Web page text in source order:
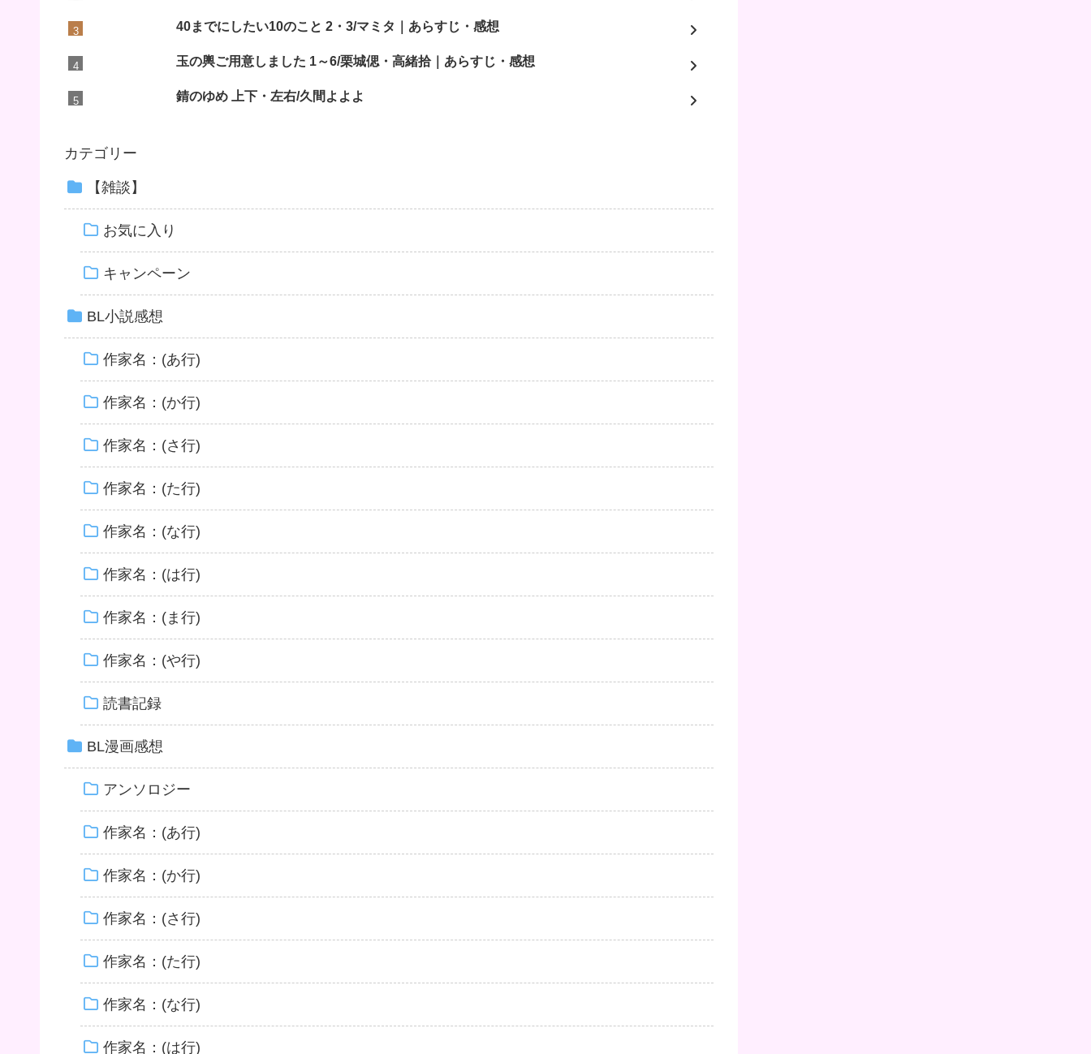
40までにしたい10のこと 2・3/マミタ｜あらすじ・感想
玉の輿ご用意しました 1～6/栗城偲・高緒拾｜あらすじ・感想
錆のゆめ 上下・左右/久間よよよ
カテゴリー
【雑談】
お気に入り
キャンペーン
BL小説感想
作家名：(あ行)
作家名：(か行)
作家名：(さ行)
作家名：(た行)
作家名：(な行)
作家名：(は行)
作家名：(ま行)
作家名：(や行)
読書記録
BL漫画感想
アンソロジー
作家名：(あ行)
作家名：(か行)
作家名：(さ行)
作家名：(た行)
作家名：(な行)
作家名：(は行)